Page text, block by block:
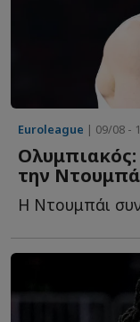
Euroleague | 09/08 -
Ολυμπιακός:
την